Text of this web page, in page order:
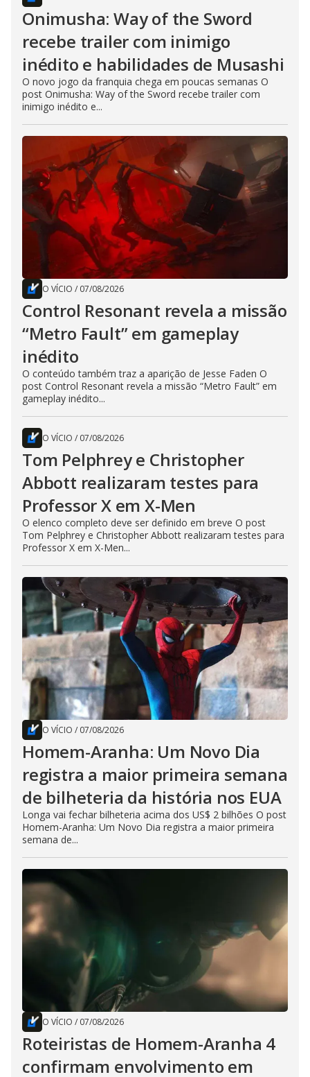
Onimusha: Way of the Sword
recebe trailer com inimigo
inédito e habilidades de Musashi
O novo jogo da franquia chega em poucas semanas O
post Onimusha: Way of the Sword recebe trailer com
inimigo inédito e...
O VÍCIO / 07/08/2026
Control Resonant revela a missão
“Metro Fault” em gameplay
inédito
O conteúdo também traz a aparição de Jesse Faden O
post Control Resonant revela a missão “Metro Fault” em
gameplay inédito...
O VÍCIO / 07/08/2026
Tom Pelphrey e Christopher
Abbott realizaram testes para
Professor X em X-Men
O elenco completo deve ser definido em breve O post
Tom Pelphrey e Christopher Abbott realizaram testes para
Professor X em X-Men...
O VÍCIO / 07/08/2026
Homem-Aranha: Um Novo Dia
registra a maior primeira semana
de bilheteria da história nos EUA
Longa vai fechar bilheteria acima dos US$ 2 bilhões O post
Homem-Aranha: Um Novo Dia registra a maior primeira
semana de...
O VÍCIO / 07/08/2026
Roteiristas de Homem-Aranha 4
confirmam envolvimento em